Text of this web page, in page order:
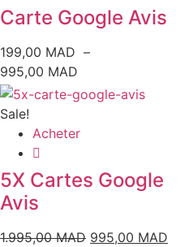
Carte Google Avis
199,00 MAD –
995,00 MAD
Sale!
Acheter
5X Cartes Google
Avis
1.995,00MAD 995,00 MAD